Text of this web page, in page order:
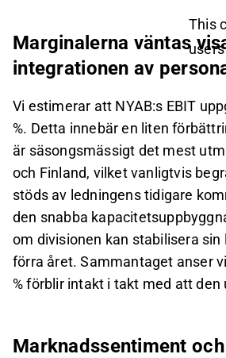
Marginalerna väntas
integrationen av
Vi estimerar att NYAB:s EBIT
%. Detta innebär en liten
är säsongsmässigt det mest
och Finland, vilket vanligtvis
stöds av ledningens tidigare
den snabba
om divisionen kan stabilisera
förra året. Sammantaget anser
% förblir intakt i takt med att
Marknadssentiment
This
users